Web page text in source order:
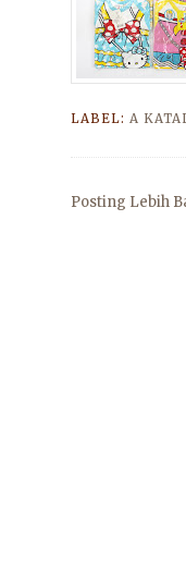
LABEL:A
Posting Lebih